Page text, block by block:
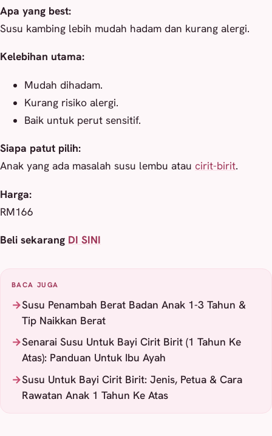
Apa yang best:
Susu kambing lebih mudah hadam dan kurang alergi.
Kelebihan utama:
Mudah dihadam.
Kurang risiko alergi.
Baik untuk perut sensitif.
Siapa patut pilih:
Anak yang ada masalah susu lembu atau cirit-birit.
Harga:
RM166
Beli sekarang DI SINI
BACA JUGA
Susu Penambah Berat Badan Anak 1-3 Tahun &
Tip Naikkan Berat
Senarai Susu Untuk Bayi Cirit Birit (1 Tahun Ke
Atas): Panduan Untuk Ibu Ayah
Susu Untuk Bayi Cirit Birit: Jenis, Petua & Cara
Rawatan Anak 1 Tahun Ke Atas